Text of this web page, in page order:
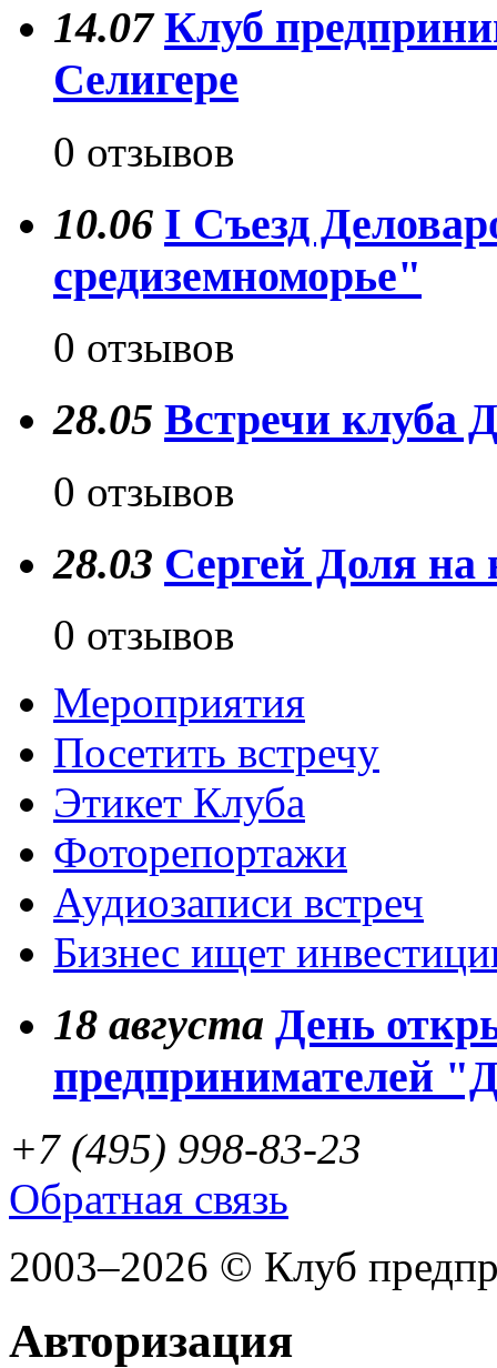
14.07 Клуб
Селигере
0 отзывов
10.06 I Съезд
средиземноморье"
0 отзывов
28.05 Встречи клуба
0 отзывов
28.03 Сергей Доля на
0 отзывов
Мероприятия
Посетить встречу
Этикет Клуба
Фоторепортажи
Аудиозаписи встреч
Бизнес ищет
18 августа День
предпринимателей
+7 (495) 998-83-23
Обратная связь
2003–2026 © Клуб
Авторизация